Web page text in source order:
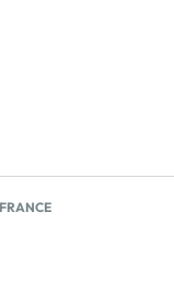
les familles.
Montpellier
autour
créant
Situé
neuf